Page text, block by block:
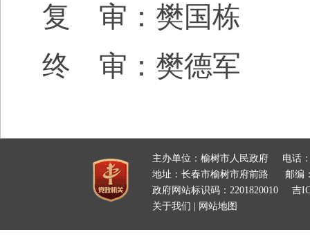
复 审：樊国栋
终 审：樊德军
主办单位：榆树市人民政府
电话
地址：长春市榆树市府前路
邮编
政府网站标识码：2201820010
吉
关于我们
网站地图